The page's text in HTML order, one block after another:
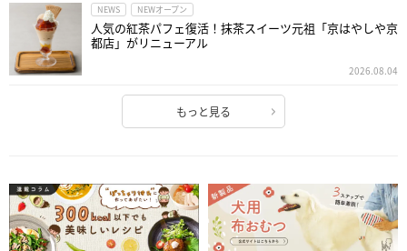
NEWS NEWオープン
人気の紅茶パフェ復活！抹茶スイーツ元祖「京はやしや京
都店」がリニューアル
2026.08.04
もっと見る